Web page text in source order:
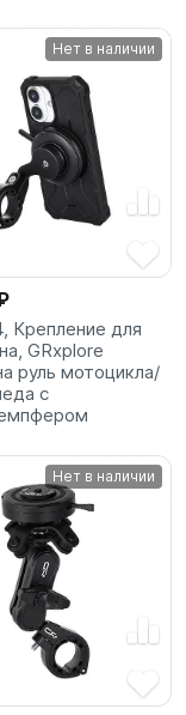
Нет в наличии
Крепление для
GRxplore
руль мотоцикла/
с
Нет в наличии